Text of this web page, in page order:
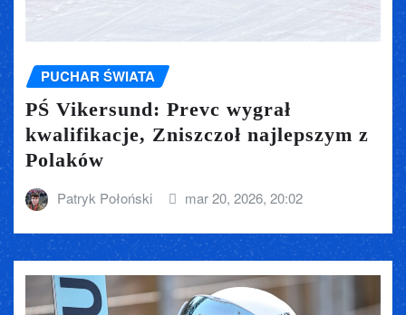
PUCHAR ŚWIATA
PŚ Vikersund: Prevc wygrał
kwalifikacje, Zniszczoł najlepszym z
Polaków
Patryk Połoński mar 20, 2026, 20:02